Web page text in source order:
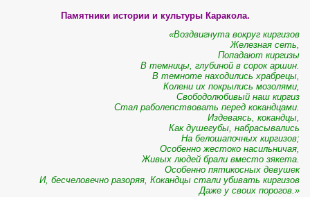
Памятники истории и культуры Каракола.
«Воздвигнута вокруг киргизов
Железная сеть,
Попадают киргизы
В темницы, глубиной в сорок аршин.
В темноте находились храбрецы,
Колени их покрылись мозолями,
Свободолюбивый наш киргиз
Стал раболепствовать перед кокандцами.
Издеваясь, кокандцы,
Как душегубы, набрасывались
На белошапочных киргизов;
Особенно жестоко насильничая,
Живых людей брали вместо зякета.
Особенно пятикосных девушек
И, бесчеловечно разоряя, Кокандцы стали убивать киргизов
Даже у своих порогов.»